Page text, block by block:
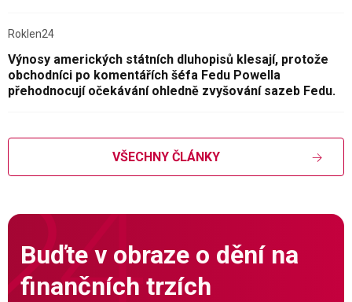
Roklen24
Výnosy amerických státních dluhopisů klesají, protože
obchodníci po komentářích šéfa Fedu Powella
přehodnocují očekávání ohledně zvyšování sazeb Fedu.
VŠECHNY ČLÁNKY
Buďte v obraze o dění na
finančních trzích